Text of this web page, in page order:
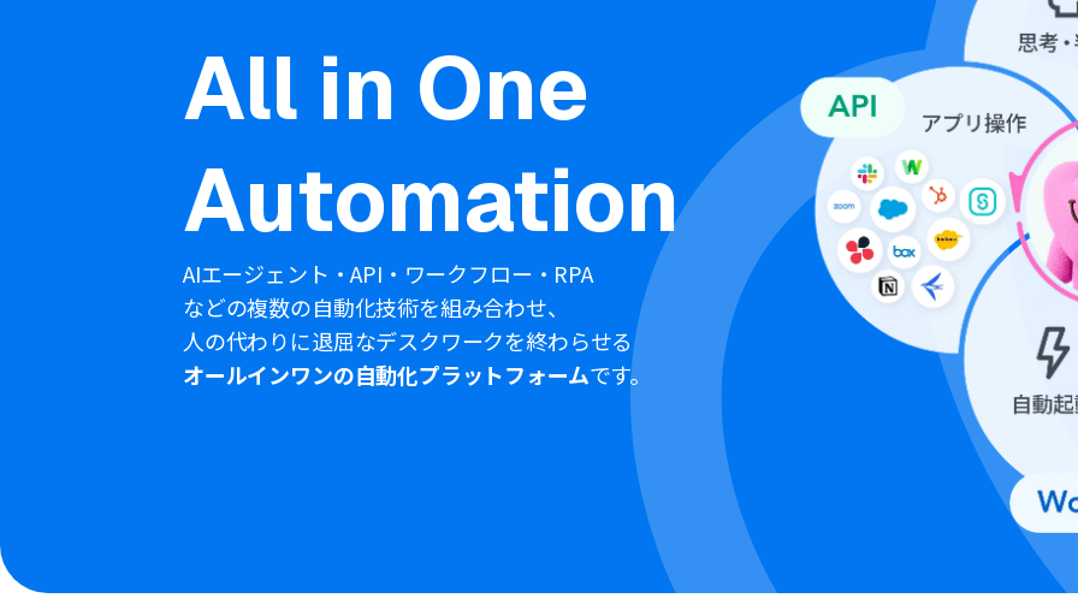
All in One
Automation
AIエージェント・API・ワークフロー・RPA
などの複数の自動化技術を組み合わせ、
人の代わりに退屈なデスクワークを終わらせる
オールインワンの自動化プラットフォームです。